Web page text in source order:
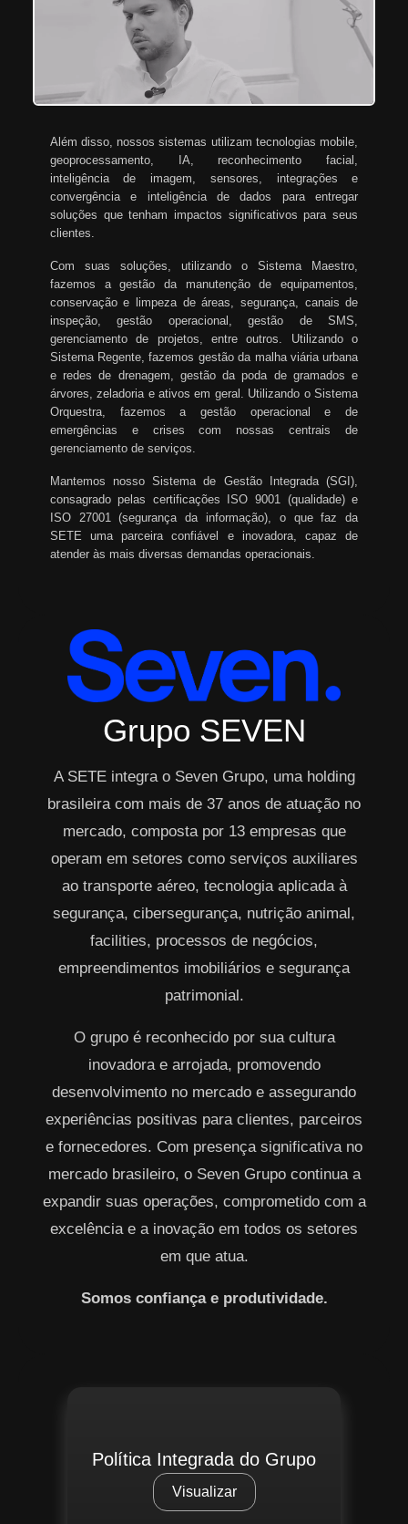
Além disso, nossos sistemas utilizam tecnologias mobile,
geoprocessamento, IA, reconhecimento facial,
inteligência de imagem, sensores, integrações e
convergência e inteligência de dados para entregar
soluções que tenham impactos significativos para seus
clientes.
Com suas soluções, utilizando o Sistema Maestro,
fazemos a gestão da manutenção de equipamentos,
conservação e limpeza de áreas, segurança, canais de
inspeção, gestão operacional, gestão de SMS,
gerenciamento de projetos, entre outros. Utilizando o
Sistema Regente, fazemos gestão da malha viária urbana
e redes de drenagem, gestão da poda de gramados e
árvores, zeladoria e ativos em geral. Utilizando o Sistema
Orquestra, fazemos a gestão operacional e de
emergências e crises com nossas centrais de
gerenciamento de serviços.
Mantemos nosso Sistema de Gestão Integrada (SGI),
consagrado pelas certificações ISO 9001 (qualidade) e
ISO 27001 (segurança da informação), o que faz da
SETE uma parceira confiável e inovadora, capaz de
atender às mais diversas demandas operacionais.
Grupo SEVEN
A SETE integra o Seven Grupo, uma holding
brasileira com mais de 37 anos de atuação no
mercado, composta por 13 empresas que
operam em setores como serviços auxiliares
ao transporte aéreo, tecnologia aplicada à
segurança, cibersegurança, nutrição animal,
facilities, processos de negócios,
empreendimentos imobiliários e segurança
patrimonial.
O grupo é reconhecido por sua cultura
inovadora e arrojada, promovendo
desenvolvimento no mercado e assegurando
experiências positivas para clientes, parceiros
e fornecedores. Com presença significativa no
mercado brasileiro, o Seven Grupo continua a
expandir suas operações, comprometido com a
excelência e a inovação em todos os setores
em que atua.
Somos confiança e produtividade.
Política Integrada do Grupo
Visualizar